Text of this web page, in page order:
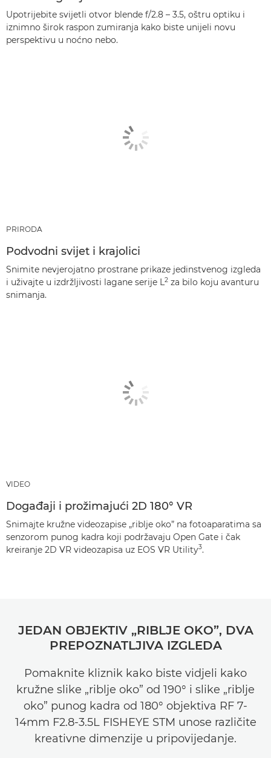
Upotrijebite svijetli otvor blende f/2.8 – 3.5, oštru optiku i
iznimno širok raspon zumiranja kako biste unijeli novu
perspektivu u noćno nebo.
PRIRODA
Podvodni svijet i krajolici
Snimite nevjerojatno prostrane prikaze jedinstvenog izgleda
i uživajte u izdržljivosti lagane serije L2 za bilo koju avanturu
snimanja.
VIDEO
Događaji i prožimajući 2D 180° VR
Snimajte kružne videozapise „riblje oko” na fotoaparatima sa
senzorom punog kadra koji podržavaju Open Gate i čak
kreiranje 2D VR videozapisa uz EOS VR Utility3.
JEDAN OBJEKTIV „RIBLJE OKO”, DVA
PREPOZNATLJIVA IZGLEDA
Pomaknite kliznik kako biste vidjeli kako
kružne slike „riblje oko” od 190° i slike „riblje
oko” punog kadra od 180° objektiva RF 7-
14mm F2.8-3.5L FISHEYE STM unose različite
kreativne dimenzije u pripovijedanje.